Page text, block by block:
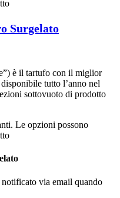
Surgelato
è il tartufo con il miglior
tutto l’anno nel
sottovuoto di prodotto
Le opzioni possono
notificato via email quando